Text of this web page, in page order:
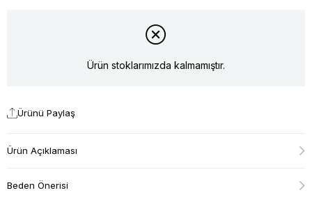
Ürün stoklarımızda kalmamıştır.
Ürünü Paylaş
Ürün Açıklaması
Beden Önerisi